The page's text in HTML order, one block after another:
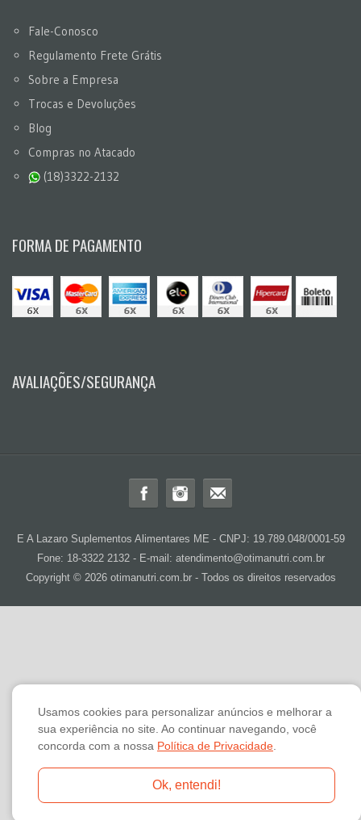
Fale-Conosco
Regulamento Frete Grátis
Sobre a Empresa
Trocas e Devoluções
Blog
Compras no Atacado
(18)3322-2132
FORMA DE PAGAMENTO
AVALIAÇÕES/SEGURANÇA
E A Lazaro Suplementos Alimentares ME - CNPJ: 19.789.048/0001-59
Fone: 18-3322 2132 - E-mail: atendimento@otimanutri.com.br
Copyright © 2026 otimanutri.com.br - Todos os direitos reservados
Usamos cookies para personalizar anúncios e melhorar a
sua experiência no site. Ao continuar navegando, você
concorda com a nossa Política de Privacidade
Ok, entendi!